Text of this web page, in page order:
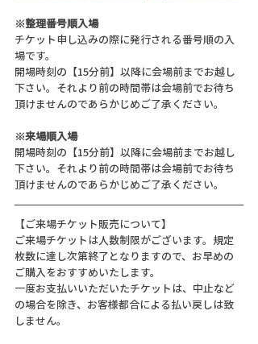
※整理番号順入場
チケット申し込みの際に発行される番号順の入
場です。
開場時刻の【15分前】以降に会場前までお越し
下さい。それより前の時間帯は会場前でお待ち
頂けませんのであらかじめご了承ください。
※来場順入場
開場時刻の【15分前】以降に会場前までお越し
下さい。それより前の時間帯は会場前でお待ち
頂けませんのであらかじめご了承ください。
【ご来場チケット販売について】
ご来場チケットは人数制限がございます。規定
枚数に達し次第終了となりますので、お早めの
ご購入をおすすめいたします。
一度お支払いいただいたチケットは、中止など
の場合を除き、お客様都合による払い戻しは致
しません。